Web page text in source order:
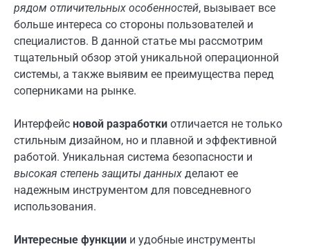
рядом отличительных особенностей, вызывает все
больше интереса со стороны пользователей и
специалистов. В данной статье мы рассмотрим
тщательный обзор этой уникальной операционной
системы, а также выявим ее преимущества перед
соперниками на рынке.
Интерфейс новой разработки отличается не только
стильным дизайном, но и плавной и эффективной
работой. Уникальная система безопасности и
высокая степень защиты данных делают ее
надежным инструментом для повседневного
использования.
Интересные функции и удобные инструменты